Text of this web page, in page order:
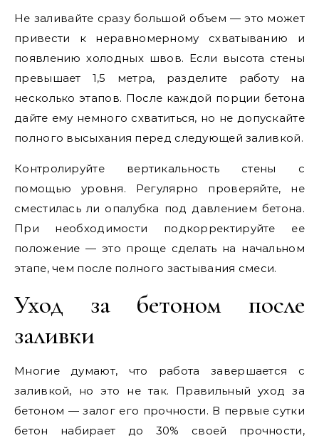
Не заливайте сразу большой объем — это может
привести к неравномерному схватыванию и
появлению холодных швов. Если высота стены
превышает 1,5 метра, разделите работу на
несколько этапов. После каждой порции бетона
дайте ему немного схватиться, но не допускайте
полного высыхания перед следующей заливкой.
Контролируйте вертикальность стены с
помощью уровня. Регулярно проверяйте, не
сместилась ли опалубка под давлением бетона.
При необходимости подкорректируйте ее
положение — это проще сделать на начальном
этапе, чем после полного застывания смеси.
Уход за бетоном после
заливки
Многие думают, что работа завершается с
заливкой, но это не так. Правильный уход за
бетоном — залог его прочности. В первые сутки
бетон набирает до 30% своей прочности,